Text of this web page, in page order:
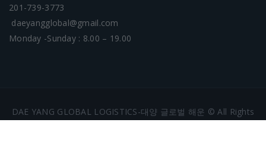
201-739-3773
daeyangglobal@gmail.com
Monday -Sunday : 8.00 – 19.00
DAE YANG GLOBAL LOGISTICS-대양 글로벌 해운 © All Rights